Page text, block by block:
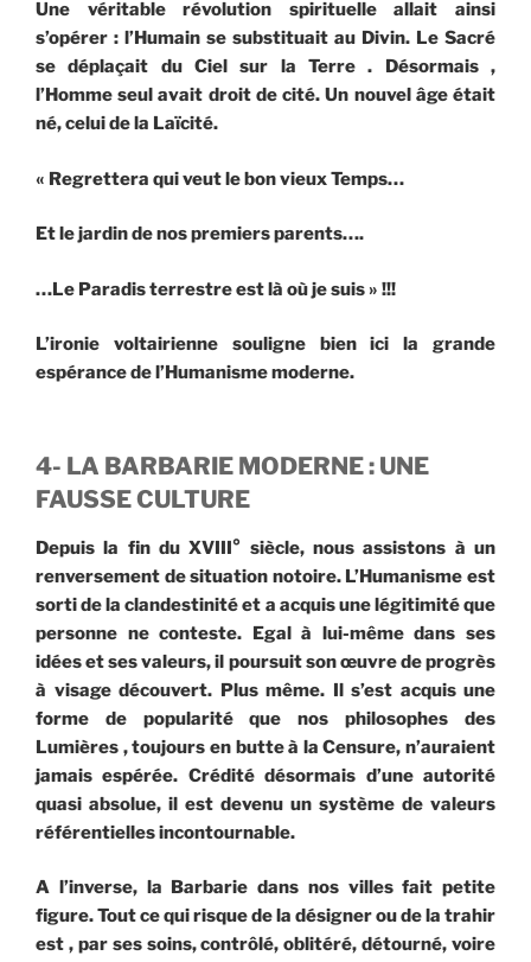
Une véritable révolution spirituelle allait ainsi
s’opérer : l’Humain se substituait au Divin. Le Sacré
se déplaçait du Ciel sur la Terre . Désormais ,
l’Homme seul avait droit de cité. Un nouvel âge était
né, celui de la Laïcité.
« Regrettera qui veut le bon vieux Temps…
Et le jardin de nos premiers parents….
…Le Paradis terrestre est là où je suis » !!!
L’ironie voltairienne souligne bien ici la grande
espérance de l’Humanisme moderne.
4- LA BARBARIE MODERNE : UNE
FAUSSE CULTURE
Depuis la fin du XVIII° siècle, nous assistons à un
renversement de situation notoire. L’Humanisme est
sorti de la clandestinité et a acquis une légitimité que
personne ne conteste. Egal à lui-même dans ses
idées et ses valeurs, il poursuit son œuvre de progrès
à visage découvert. Plus même. Il s’est acquis une
forme de popularité que nos philosophes des
Lumières , toujours en butte à la Censure, n’auraient
jamais espérée. Crédité désormais d’une autorité
quasi absolue, il est devenu un système de valeurs
référentielles incontournable.
A l’inverse, la Barbarie dans nos villes fait petite
figure. Tout ce qui risque de la désigner ou de la trahir
est , par ses soins, contrôlé, oblitéré, détourné, voire